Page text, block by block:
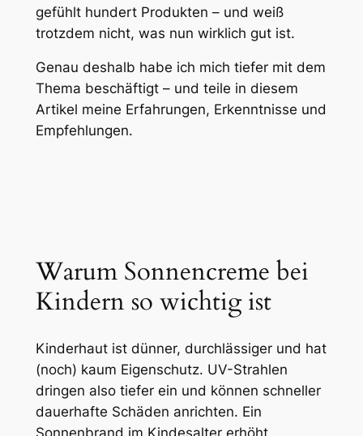
gefühlt hundert Produkten – und weiß
trotzdem nicht, was nun wirklich gut ist.
Genau deshalb habe ich mich tiefer mit dem
Thema beschäftigt – und teile in diesem
Artikel meine Erfahrungen, Erkenntnisse und
Empfehlungen.
Warum Sonnencreme bei
Kindern so wichtig ist
Kinderhaut ist dünner, durchlässiger und hat
(noch) kaum Eigenschutz. UV-Strahlen
dringen also tiefer ein und können schneller
dauerhafte Schäden anrichten. Ein
Sonnenbrand im Kindesalter erhöht